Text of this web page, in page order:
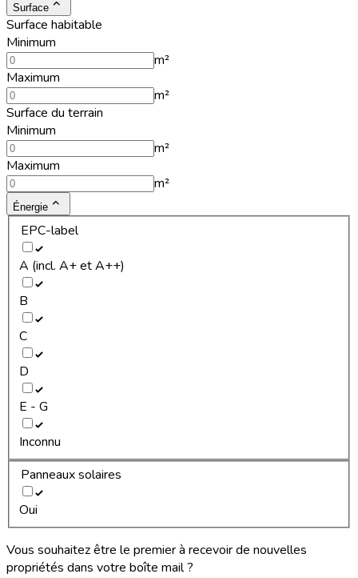
Surface
Surface habitable
Minimum
m²
Maximum
m²
Surface du terrain
Minimum
m²
Maximum
m²
Énergie
EPC-label
A (incl. A+ et A++)
B
C
D
E - G
Inconnu
Panneaux solaires
Oui
Vous souhaitez être le premier à recevoir de nouvelles
propriétés dans votre boîte mail ?